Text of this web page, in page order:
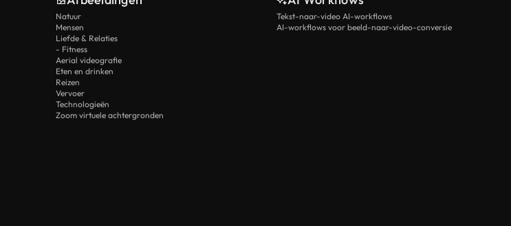
Natuur
Mensen
Liefde & Relaties
- Fitness
Aerial videografie
Eten en drinken
Reizen
Vervoer
Technologieën
Zoom virtuele achtergronden
Tekst-naar-video AI-workflows
AI-workflows voor beeld-naar-video-conversie